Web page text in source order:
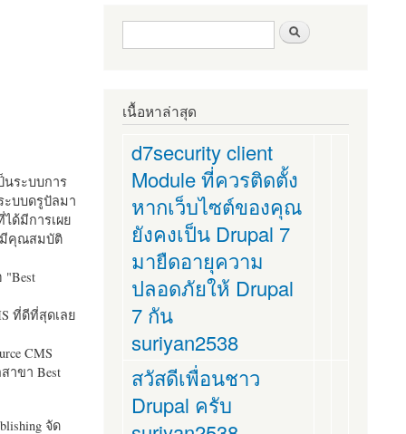
นระบบการ
ะบบดรูปัลมา
ด้มีการเผย
มีคุณสมบัติ
"Best
ที่ดีที่สุดเลย
CMS
าขา Best
จัด
ฟอร์มค้นหา
เนื้อหาล่าสุด
d7security client
Module ที่ควรติดตั้ง
หากเว็บไซต์ของคุณ
ยังคงเป็น Drupal 7
มายืดอายุความ
ปลอดภัยให้ Drupal
7 กัน
suriyan2538
สวัสดีเพื่อนชาว
Drupal ครับ